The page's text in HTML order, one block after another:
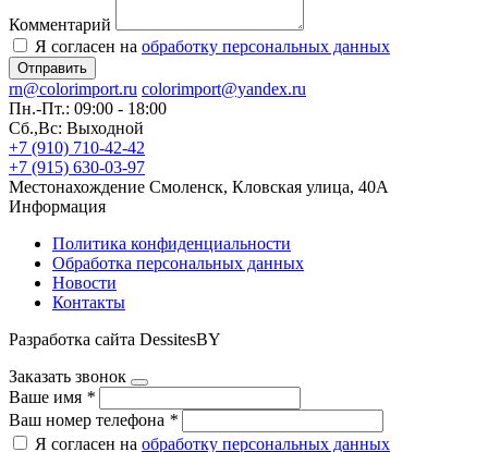
Комментарий
Я согласен на обработку персональных данных
Отправить
rn@colorimport.ru colorimport@yandex.ru
Пн.-Пт.: 09:00 - 18:00
Сб.,Вс: Выходной
+7 (910) 710-42-42
+7 (915) 630-03-97
Местонахождение Смоленск, Кловская улица, 40А
Информация
Политика конфиденциальности
Обработка персональных данных
Новости
Контакты
Разработка сайта DessitesBY
Заказать звонок
Ваше имя *
Ваш номер телефона *
Я согласен на обработку персональных данных